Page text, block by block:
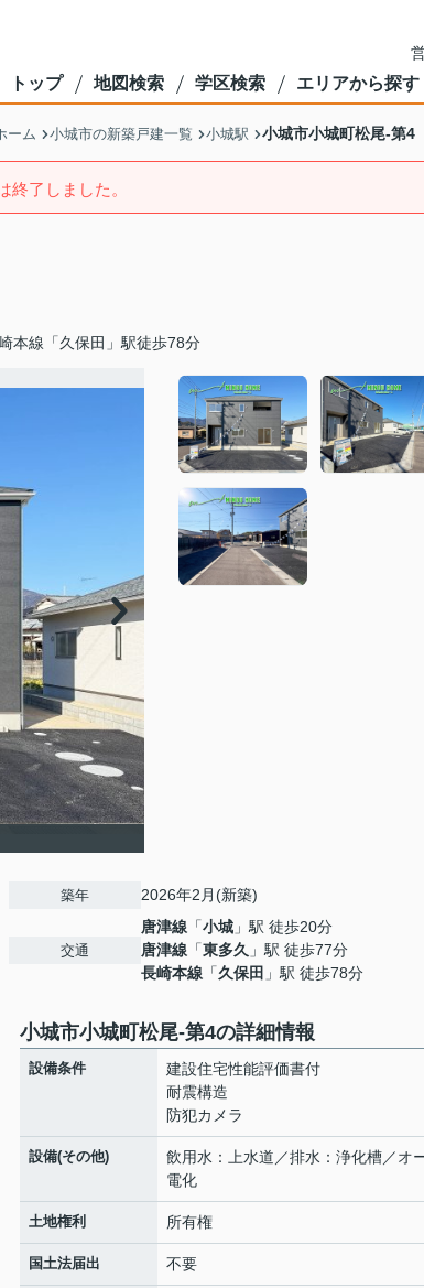
トップ 地図検索 学区検索 エリアから探す
ーム 小城市の新築戸建一覧 小城駅 小城市小城町松尾-第4
終了しました。
本線「久保田」駅徒歩78分
築年 2026年2月(新築)
交通
唐津線 「小城 」駅 徒歩20分
唐津線 「東多久 」駅 徒歩77分
長崎本線 「久保田 」駅 徒歩78分
小城市小城町松尾-第4の詳細情報
設備条件
建設住宅性能評価書付
耐震構造
防犯カメラ
設備(その他)
飲用水：上水道／排水：浄化槽／オ
電化
土地権利 所有権
国土法届出 不要